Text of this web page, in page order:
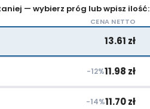
— wybierz próg lub wpisz ilość:
CENA NETTO
13.61 zł
−12%11.98 zł
−14%11.70zł